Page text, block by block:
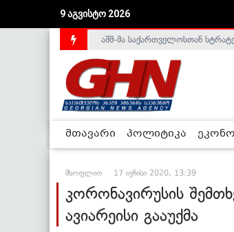
9 აგვისტო 2026
საქართველოს დე-ფაქტო
აშშ-მა საქართველოსთან
მთავარი პოლიტიკა
მსოფლიო 17 ივნისი 2020, 13:39
კორონავირუსის
ავიარეისი გააუქმა